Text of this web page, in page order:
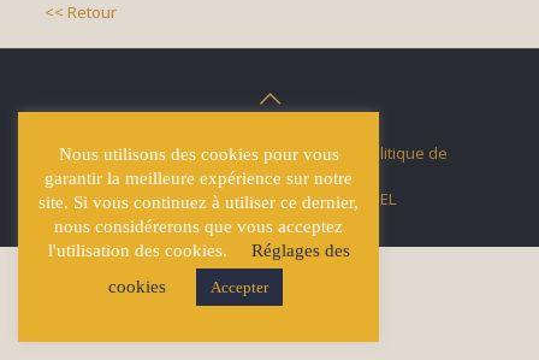
<< Retour
© Écuries Hardy -Mentions légales
- Politique de
confidentialité
Site développé parLucas GICQUEL
Nous utilisons des cookies pour vous
garantir la meilleure expérience sur notre
site. Si vous continuez à utiliser ce dernier,
nous considérerons que vous acceptez
l'utilisation des cookies.
Réglages des
cookies
Accepter